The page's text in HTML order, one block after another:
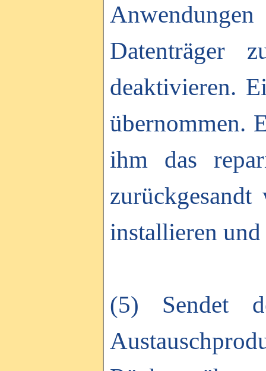
Datenträger
deaktivieren.
übernommen.
ihm das
installieren
(5) Sendet